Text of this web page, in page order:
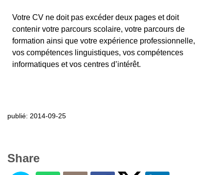
Votre CV ne doit pas excéder deux pages et doit
contenir votre parcours scolaire, votre parcours de
formation ainsi que votre expérience professionnelle,
vos compétences linguistiques, vos compétences
informatiques et vos centres d’intérêt.
publié: 2014-09-25
Share